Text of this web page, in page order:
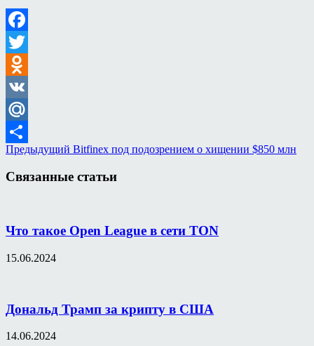
Facebook
Twitter
Odnoklassniki
VK
Mail.Ru
Отправить
Предыдущий Bitfinex под подозрением о хищении $850 млн
Связанные статьи
Что такое Open League в сети TON
15.06.2024
Дональд Трамп за крипту в США
14.06.2024